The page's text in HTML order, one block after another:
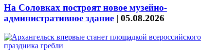
На Соловках построят новое музейно-
административное здание | 05.08.2026